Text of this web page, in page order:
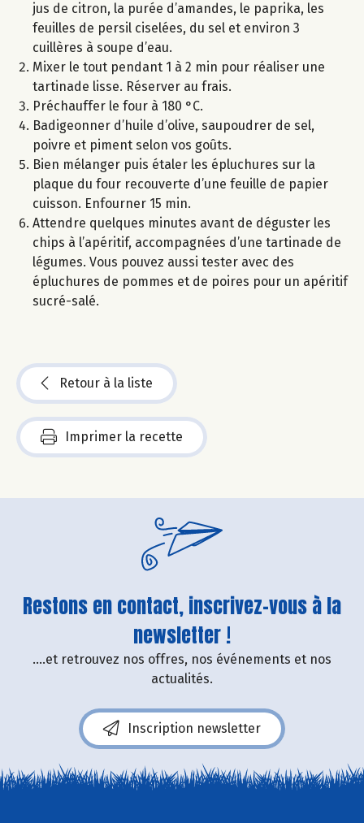
jus de citron, la purée d’amandes, le paprika, les
feuilles de persil ciselées, du sel et environ 3
cuillères à soupe d’eau.
Mixer le tout pendant 1 à 2 min pour réaliser une
tartinade lisse. Réserver au frais.
Préchauffer le four à 180 °C.
Badigeonner d’huile d’olive, saupoudrer de sel,
poivre et piment selon vos goûts.
Bien mélanger puis étaler les épluchures sur la
plaque du four recouverte d’une feuille de papier
cuisson. Enfourner 15 min.
Attendre quelques minutes avant de déguster les
chips à l’apéritif, accompagnées d’une tartinade de
légumes. Vous pouvez aussi tester avec des
épluchures de pommes et de poires pour un apéritif
sucré-salé.
Retour à la liste
Imprimer la recette
Restons en contact, inscrivez-vous à la
newsletter !
....et retrouvez nos offres, nos événements et nos
actualités.
Inscription newsletter